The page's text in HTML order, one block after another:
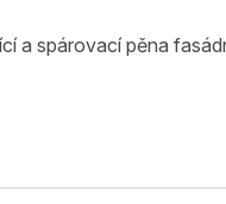
a spárovací pěna